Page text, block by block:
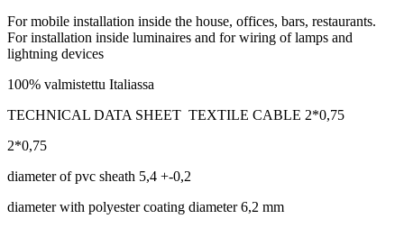
For mobile installation inside the house, offices, bars, restaurants.
For installation inside luminaires and for wiring of lamps and
lightning devices
100% valmistettu Italiassa
TECHNICAL DATA SHEET TEXTILE CABLE 2*0,75
2*0,75
diameter of pvc sheath 5,4 +-0,2
diameter with polyester coating diameter 6,2 mm